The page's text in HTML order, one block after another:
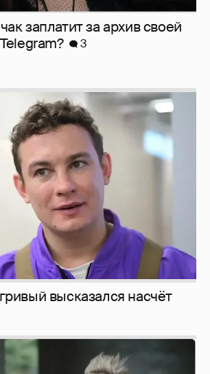
заплатит за архив своей
3
высказался насчёт